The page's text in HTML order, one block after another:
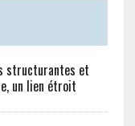
structurantes et
un lien étroit